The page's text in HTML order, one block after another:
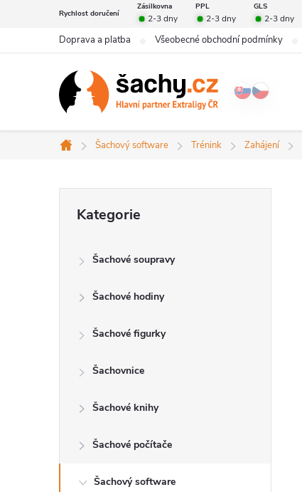
obsah
Rychlost doručení
Zásilkovna PPL GLS
2-3 dny 2-3 dny 2-3 dny
Doprava a platba Všeobecné obchodní podmínky
Domů
Šachový software Trénink Zahájení
n
kategorie
Kategorie
Šachové soupravy
Šachové hodiny
Šachové figurky
Šachovnice
Šachové knihy
Šachové počítače
Šachový software